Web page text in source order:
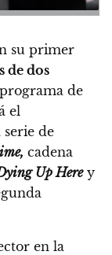
su primer
de dos
de
el
de
cadena
Up Herey
en la